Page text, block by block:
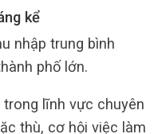
kể
nhập trung bình
phố lớn.
lĩnh vực chuyên
thù, cơ hội việc làm